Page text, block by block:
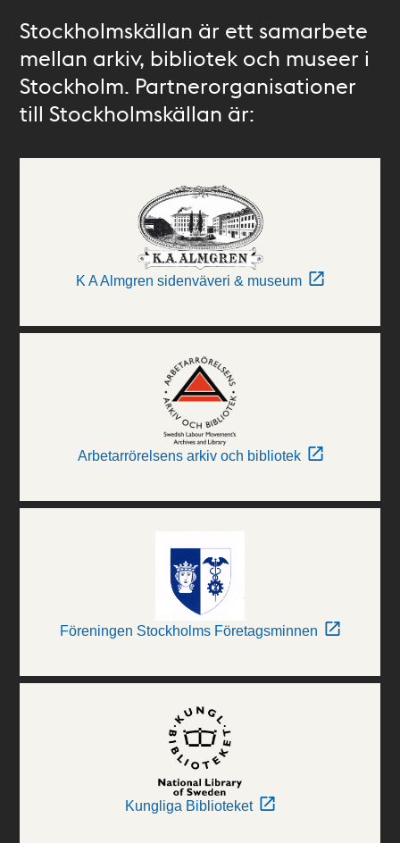
Stockholmskällan är ett samarbete
mellan arkiv, bibliotek och museer i
Stockholm. Partnerorganisationer
till Stockholmskällan är:
K A Almgren sidenväveri & museum
Arbetarrörelsens arkiv och bibliotek
Föreningen Stockholms Företagsminnen
Kungliga Biblioteket